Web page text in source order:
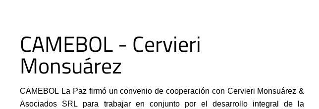
CAMEBOL - Cervieri
Monsuárez
CAMEBOL La Paz firmó un convenio de cooperación con Cervieri Monsuárez &
Asociados SRL para trabajar en conjunto por el desarrollo integral de la